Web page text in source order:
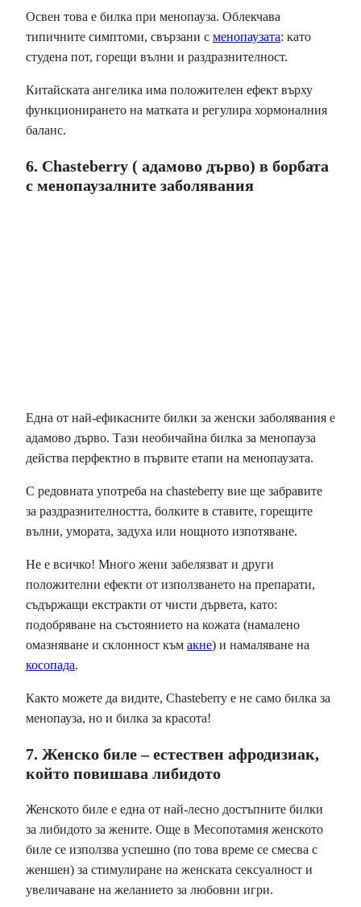
Освен това е билка при менопауза. Облекчава
типичните симптоми, свързани с менопаузата: като
студена пот, горещи вълни и раздразнителност.
Китайската ангелика има положителен ефект върху
функционирането на матката и регулира хормоналния
баланс.
6. Chasteberry ( адамово дърво) в борбата
с менопаузалните заболявания
Една от най-ефикасните билки за женски заболявания е
адамово дърво. Тази необичайна билка за менопауза
действа перфектно в първите етапи на менопаузата.
С редовната употреба на chasteberry вие ще забравите
за раздразнителността, болките в ставите, горещите
вълни, умората, задуха или нощното изпотяване.
Не е всичко! Много жени забелязват и други
положителни ефекти от използването на препарати,
съдържащи екстракти от чисти дървета, като:
подобряване на състоянието на кожата (намалено
омазняване и склонност към акне) и намаляване на
косопада.
Както можете да видите, Chasteberry е не само билка за
менопауза, но и билка за красота!
7. Женско биле – естествен афродизиак,
който повишава либидото
Женското биле е една от най-лесно достъпните билки
за либидото за жените. Още в Месопотамия женското
биле се използва успешно (по това време се смесва с
женшен) за стимулиране на женската сексуалност и
увеличаване на желанието за любовни игри.